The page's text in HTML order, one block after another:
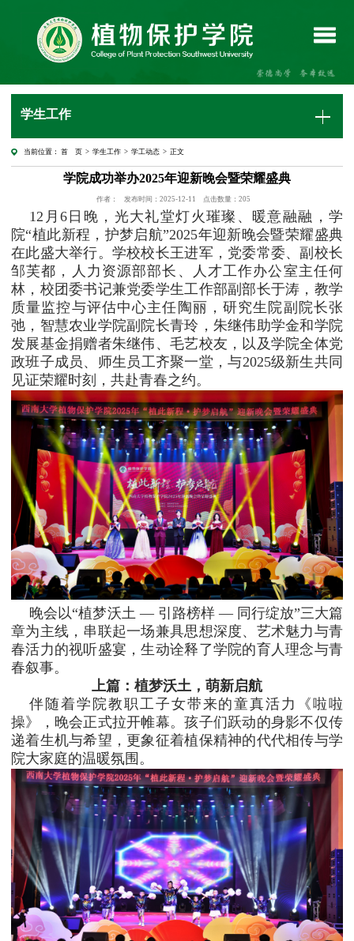
学生工作
当前位置： 首 页 >学生工作 >学工动态 > 正文
学院成功举办2025年迎新晚会暨荣耀盛典
作者： 发布时间：2025-12-11 点击数量： 205
12月6日晚，光大礼堂灯火璀璨、暖意融融，学
院“植此新程，护梦启航”2025年迎新晚会暨荣耀盛典
在此盛大举行。学校校长王进军，党委常委、副校长
邹芙都，人力资源部部长、人才工作办公室主任何
林，校团委书记兼党委学生工作部副部长于涛，教学
质量监控与评估中心主任陶丽，研究生院副院长张
弛，智慧农业学院副院长青玲，朱继伟助学金和学院
发展基金捐赠者朱继伟、毛艺校友，以及学院全体党
政班子成员、师生员工齐聚一堂，与2025级新生共同
见证荣耀时刻，共赴青春之约。
晚会以“植梦沃土 — 引路榜样 — 同行绽放”三大篇
章为主线，串联起一场兼具思想深度、艺术魅力与青
春活力的视听盛宴，生动诠释了学院的育人理念与青
春叙事。
上篇：植梦沃土，萌新启航
伴随着学院教职工子女带来的童真活力《啦啦
操》，晚会正式拉开帷幕。孩子们跃动的身影不仅传
递着生机与希望，更象征着植保精神的代代相传与学
院大家庭的温暖氛围。